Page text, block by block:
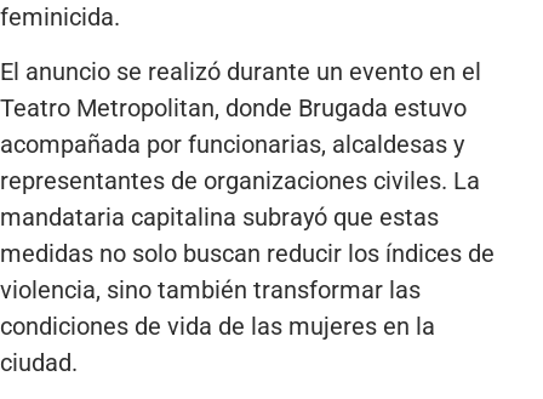
feminicida.
El anuncio se realizó durante un evento en el
Teatro Metropolitan, donde Brugada estuvo
acompañada por funcionarias, alcaldesas y
representantes de organizaciones civiles. La
mandataria capitalina subrayó que estas
medidas no solo buscan reducir los índices de
violencia, sino también transformar las
condiciones de vida de las mujeres en la
ciudad.